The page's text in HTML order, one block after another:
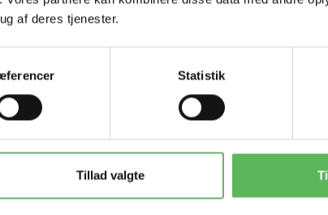
af deres tjenester.
Statistik
Tillad valgte